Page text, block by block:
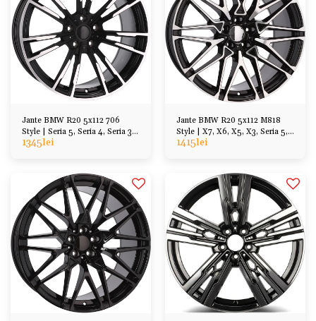
Jante BMW R20 5x112 706
Style | Seria 5, Seria 4, Seria 3,
X3, X1
1345lei
Jante BMW R20 5x112 M818
Style | X7, X6, X5, X3, Seria 5,
Seria 7
1415lei